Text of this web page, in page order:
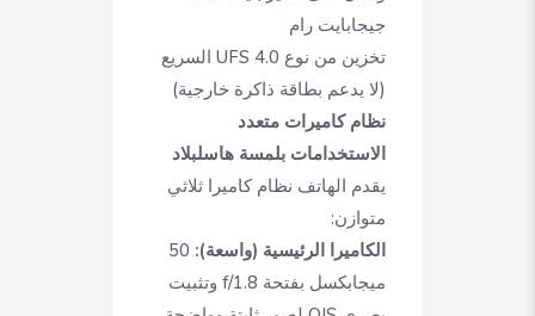
جيجابايت رام
تخزين من نوع UFS 4.0 السريع
(لا يدعم بطاقة ذاكرة خارجية)
نظام كاميرات متعدد
الاستخدامات بلمسة هاسلبلاد
يقدم الهاتف نظام كاميرا ثلاثي
متوازن:
الكاميرا الرئيسية (واسعة): 50
ميجابكسل بفتحة f/1.8 وتثبيت